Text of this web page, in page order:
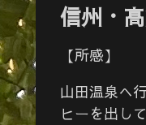
信州・
【所感】
山田温泉へ
ヒーを出し